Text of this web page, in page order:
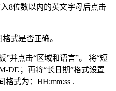
8位数以内的英文字母后点击
式是否正确。
”并点击“区域和语言”。 将“短
DD；再将“长日期”格式设置
格式为：HH:mm:ss .